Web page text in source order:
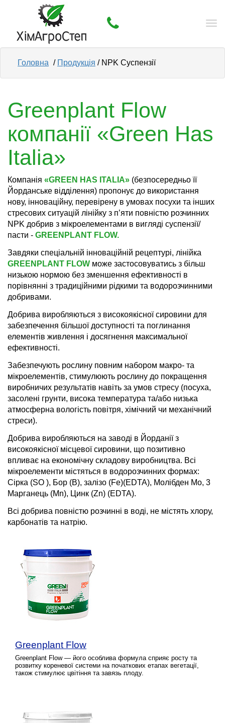
Головна / Продукція / NPK Суспензії
Greenplant Flow
компанії «Green Has
Italia»
Компанія «GREEN HAS ITALIA» (безпосередньо її
Йорданське відділення) пропонує до використання
нову, інноваційну, перевірену в умовах посухи та інших
стресових ситуацій лінійку з п’яти повністю розчинних
NPK добрив з мікроелементами в вигляді суспензії/
пасти - GREENPLANT FLOW.
Завдяки спеціальній інноваційній рецептурі, лінійка
GREENPLANT FLOW може застосовуватись з більш
низькою нормою без зменшення ефективності в
порівнянні з традиційними рідкими та водорозчинними
добривами.
Добрива виробляються з високоякісної сировини для
забезпечення більшої доступності та поглинання
елементів живлення і досягнення максимальної
ефективності.
Забезпечують рослину повним набором макро- та
мікроелементів, стимулюють рослину до покращення
виробничих результатів навіть за умов стресу (посуха,
засолені грунти, висока температура та/або низька
атмосферна вологість повітря, хімічний чи механічний
стреси).
Добрива виробляються на заводі в Йорданії з
високоякісної місцевої сировини, що позитивно
впливає на економічну складову виробництва. Всі
мікроелементи містяться в водорозчинних формах:
Сірка (SO ), Бор (B), залізо (Fe)(EDTA), Молібден Mo, 3
Марганець (Mn), Цинк (Zn) (EDTA).
Всі добрива повністю розчинні в воді, не містять хлору,
карбонатів та натрію.
Greenplant Flow
Greenplant Flow — його особлива формула сприяє росту та
розвитку кореневої системи на початкових етапах вегетації,
також стимулює цвітіння та завязь плоду.